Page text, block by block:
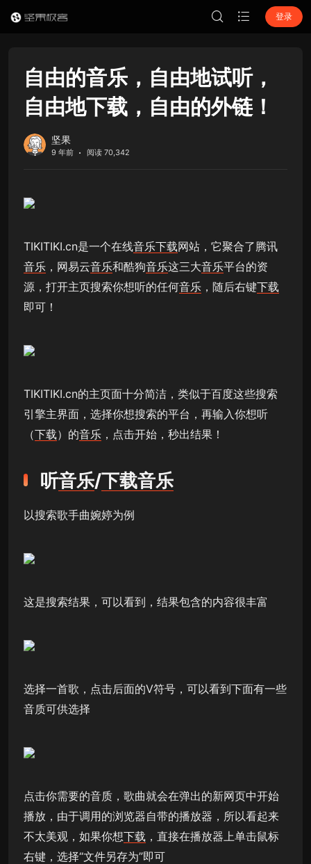
登录
自由的音乐，自由地试听，
自由地下载，自由的外链！
坚果
9 年前 阅读 70,342
TIKITIKI.cn是一个在线音乐下载网站，它聚合了腾讯
音乐 ，网易云音乐和酷狗音乐这三大音乐平台的资
源，打开主页搜索你想听的任何音乐 ，随后右键下载
即可！
TIKITIKI.cn的主页面十分简洁，类似于百度这些搜索
引擎主界面，选择你想搜索的平台，再输入你想听
（下载）的音乐 ，点击开始，秒出结果！
听音乐/下载音乐
以搜索歌手曲婉婷为例
这是搜索结果，可以看到，结果包含的内容很丰富
选择一首歌，点击后面的V符号，可以看到下面有一些
音质可供选择
点击你需要的音质，歌曲就会在弹出的新网页中开始
播放，由于调用的浏览器自带的播放器，所以看起来
不太美观，如果你想下载 ，直接在播放器上单击鼠标
右键，选择“文件另存为”即可